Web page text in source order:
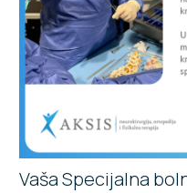
Vaša Specijalna